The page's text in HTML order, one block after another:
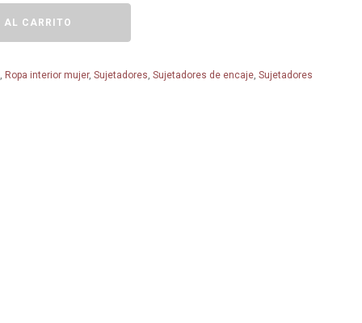
AL CARRITO
, Ropa interior mujer,Sujetadores,Sujetadores de encaje,Sujetadores